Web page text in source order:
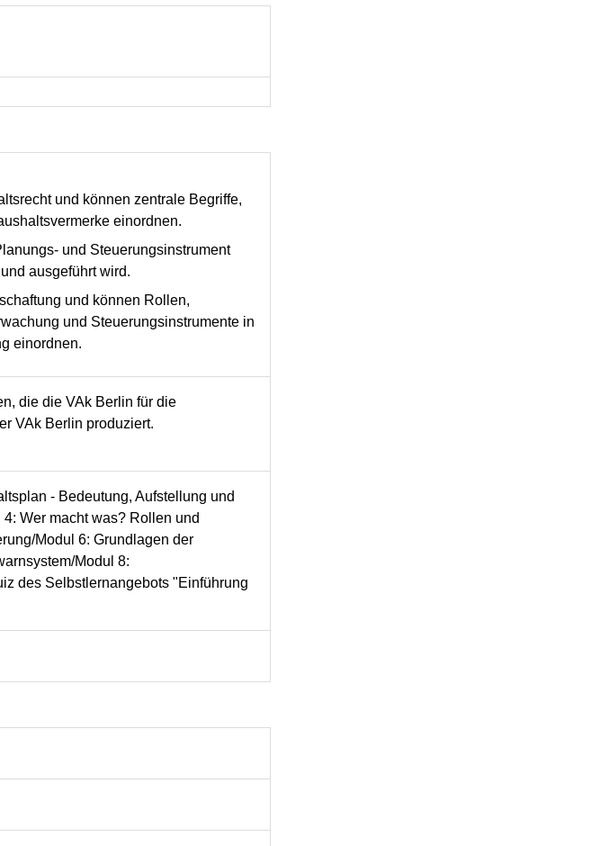
und können zentrale Begriffe,
einordnen.
und Steuerungsinstrument
ausgeführt wird.
und können Rollen,
und Steuerungsinstrumente in
einordnen.
die die VAk Berlin für die
VAk Berlin produziert.
- Bedeutung, Aufstellung und
Wer macht was? Rollen und
Modul 6: Grundlagen der
Modul 8:
des Selbstlernangebots "Einführung